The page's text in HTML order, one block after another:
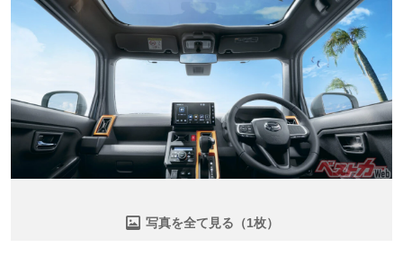
写真を全て見る（1枚）